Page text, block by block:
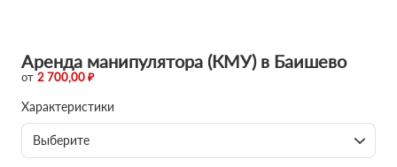
Аренда манипулятора (КМУ) в Баишево
от 2 700,00 ₽
Характеристики
Выберите